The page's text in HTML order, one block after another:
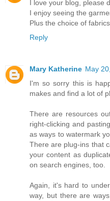
I love your blog, please
I enjoy seeing the
Plus the choice of fabrics.
Reply
Mary Katherine May
I'm so sorry this is
makes and find a lot of
There are resources
right-clicking and
as ways to watermark
There are plug-ins that
your content as
on search engines, too.
Again, it's hard to
way, but there are